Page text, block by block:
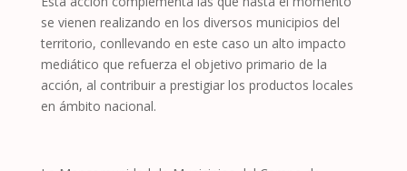
se vienen realizando en los diversos municipios del
territorio, conllevando en este caso un alto impacto
mediático que refuerza el objetivo primario de la
acción, al contribuir a prestigiar los productos locales
en ámbito nacional.